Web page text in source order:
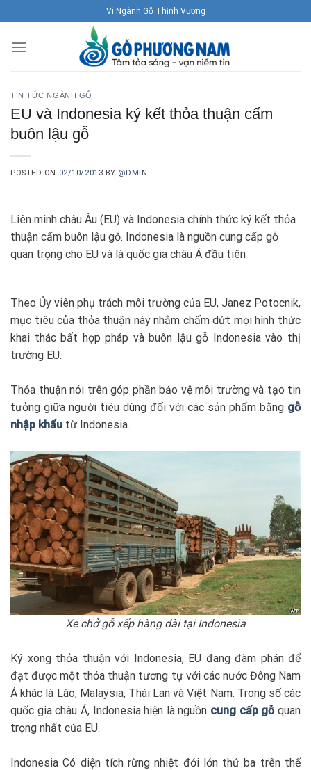
to
content
Vì Ngành Gỗ Thịnh Vượng
TIN TỨC NGÀNH GỖ
EU và Indonesia ký kết thỏa thuận cấm
buôn lậu gỗ
POSTED ON 02/10/2013 BY @DMIN
Liên minh châu Âu (EU) và Indonesia chính thức ký kết thỏa
thuận cấm buôn lậu gỗ. Indonesia là nguồn cung cấp gỗ
quan trọng cho EU và là quốc gia châu Á đầu tiên
Theo Ủy viên phụ trách môi trường của EU, Janez Potocnik,
mục tiêu của thỏa thuận này nhằm chấm dứt mọi hình thức
khai thác bất hợp pháp và buôn lậu gỗ Indonesia vào thị
trường EU.
Thỏa thuận nói trên góp phần bảo vệ môi trường và tạo tin
tưởng giữa người tiêu dùng đối với các sản phẩm bằng gỗ
nhập khẩu từ Indonesia.
Xe chở gỗ xếp hàng dài tại Indonesia
Ký xong thỏa thuận với Indonesia, EU đang đàm phán để
đạt được một thỏa thuận tương tự với các nước Đông Nam
Á khác là Lào, Malaysia, Thái Lan và Việt Nam. Trong số các
quốc gia châu Á, Indonesia hiện là nguồn cung cấp gỗ quan
trọng nhất của EU.
Indonesia Có diện tích rừng nhiệt đới lớn thứ ba trên thế